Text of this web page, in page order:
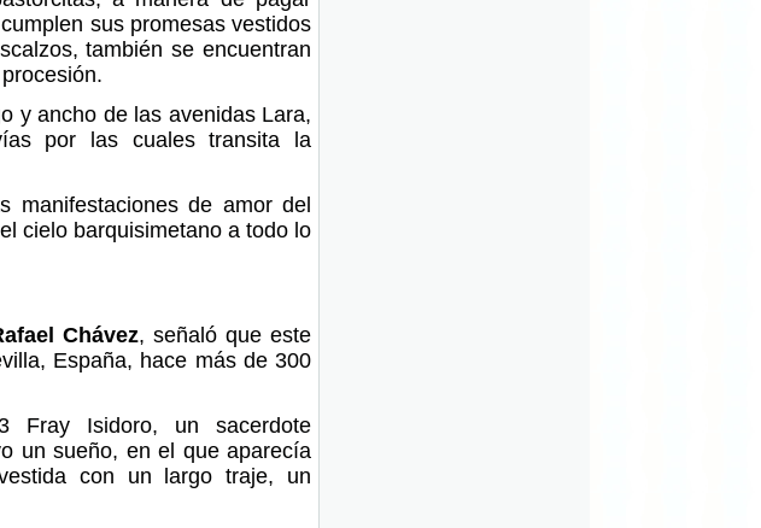
sus promesas vestidos
también se encuentran
y ancho de las avenidas Lara,
por las cuales transita la
manifestaciones de amor del
cielo barquisimetano a todo lo
Chávez, señaló que este
España, hace más de 300
Fray Isidoro, un sacerdote
un sueño, en el que aparecía
con un largo traje, un